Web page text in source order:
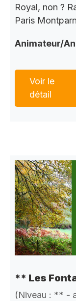
Royal, non ?
Paris
Animateur/
Voir le
détail
** Les
(Niveau : ** -